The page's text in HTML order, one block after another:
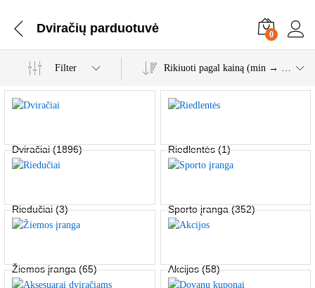
Dviračių parduotuvė 0
Filter Rikiuoti pagal kainą (min → maks)
Dviračiai(1896) Riedlentės(1)
Riedučiai(3) Sporto įranga(352)
Žiemos įranga(65) Akcijos(58)